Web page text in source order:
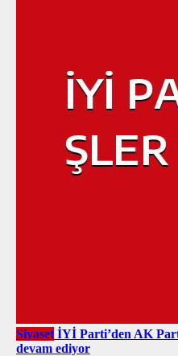
Siyaset İYİ Parti’den AK
devam ediyor